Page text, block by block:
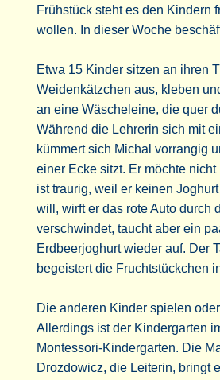
Frühstück steht es den Kindern
wollen. In dieser Woche
Etwa 15 Kinder sitzen an ihren
Weidenkätzchen aus, kleben
an eine Wäscheleine, die quer
Während die Lehrerin sich mit
kümmert sich Michal vorrangig
einer Ecke sitzt. Er möchte
ist traurig, weil er keinen
will, wirft er das rote Auto durch
verschwindet, taucht aber ein
Erdbeerjoghurt wieder auf. Der
begeistert die Fruchtstückchen
Die anderen Kinder spielen
Allerdings ist der Kindergarten
Montessori-Kindergarten. Die
Drozdowicz, die Leiterin, bringt